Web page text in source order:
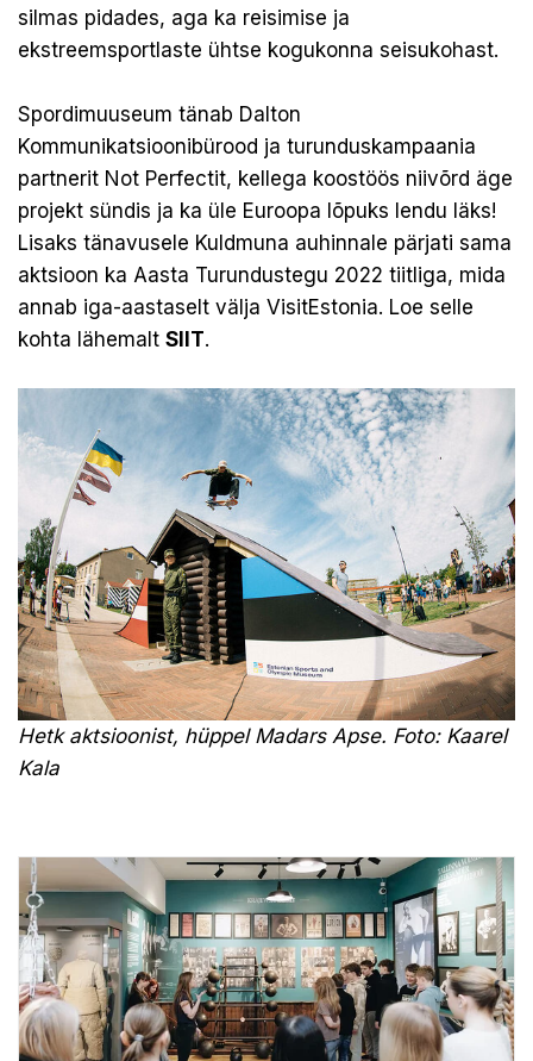
silmas pidades, aga ka reisimise ja
ekstreemsportlaste ühtse kogukonna seisukohast.
Spordimuuseum tänab Dalton
Kommunikatsioonibürood ja turunduskampaania
partnerit Not Perfectit, kellega koostöös niivõrd äge
projekt sündis ja ka üle Euroopa lõpuks lendu läks!
Lisaks tänavusele Kuldmuna auhinnale pärjati sama
aktsioon ka Aasta Turundustegu 2022 tiitliga, mida
annab iga-aastaselt välja VisitEstonia. Loe selle
kohta lähemalt SIIT.
Hetk aktsioonist, hüppel Madars Apse. Foto: Kaarel
Kala